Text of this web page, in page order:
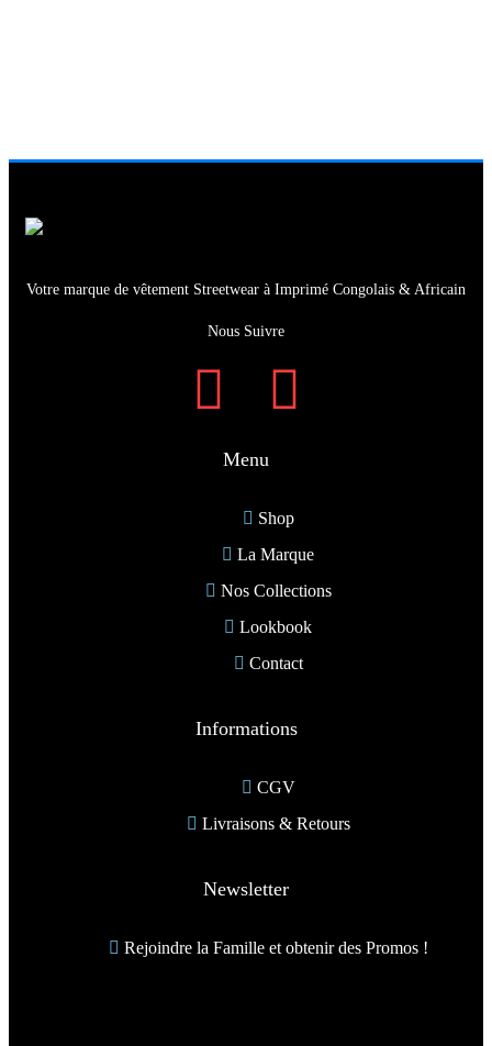
Votre marque de vêtement Streetwear à Imprimé Congolais & Africain
Nous Suivre
Menu
Shop
La Marque
Nos Collections
Lookbook
Contact
Informations
CGV
Livraisons & Retours
Newsletter
Rejoindre la Famille et obtenir des Promos !